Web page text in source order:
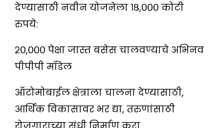
देण्यासाठी नवीन योजनेला १८,००० कोटी
रुपये:
२०,००० पेक्षा जास्त बसेस चालवण्याचे अभिनव
पीपीपी मॉडेल
ऑटोमोबाईल क्षेत्राला चालना देण्यासाठी,
आर्थिक विकासावर भर द्या, तरुणांसाठी